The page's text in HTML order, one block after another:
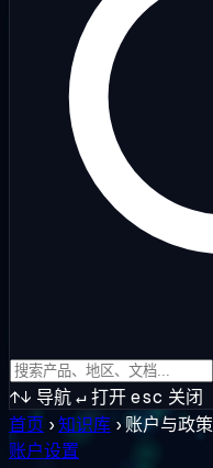
↑↓ 导航↵打开esc 关闭
首页 ›知识库 › 账户与政策
账户设置